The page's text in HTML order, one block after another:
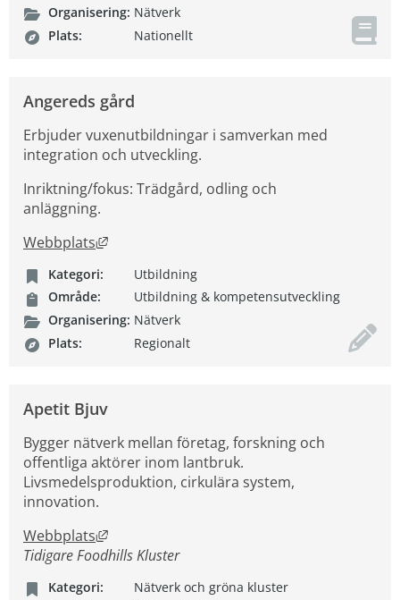
Organisering: Nätverk
Plats:
Nationellt
Angereds gård
Erbjuder vuxenutbildningar i samverkan med
integration och utveckling.
Inriktning/fokus: Trädgård, odling och
anläggning.
Webbplats
Länk till annan webbplats, öppnas i nytt
Kategori:
Utbildning
Område:
Utbildning & kompetensutveckling
Organisering: Nätverk
Plats:
Regionalt
Apetit Bjuv
Bygger nätverk mellan företag, forskning och
offentliga aktörer inom lantbruk.
Livsmedelsproduktion, cirkulära system,
innovation.
Webbplats
Länk till annan webbplats, öppnas i nytt
Tidigare Foodhills Kluster
Kategori:
Nätverk och gröna kluster